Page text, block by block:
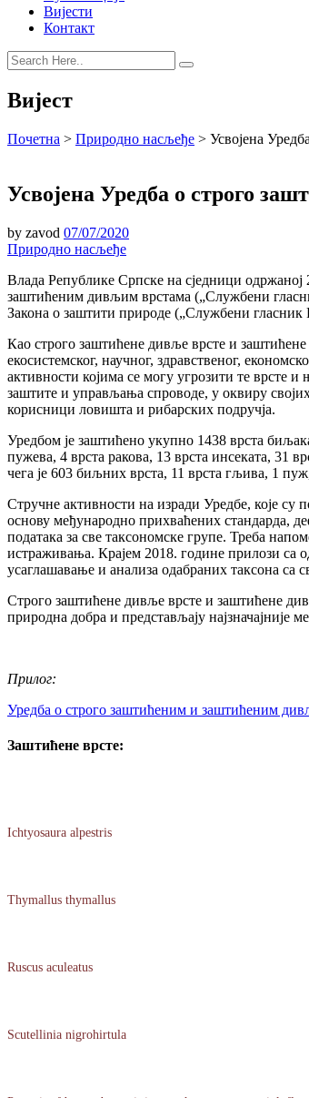
Вијести
Контакт
Вијест
Почетна > Природно насљеђе > Усвојена
Усвојена Уредба о строго
by zavod 07/07/2020
Природно насљеђе
Влада Републике Српске на сједници одржаној
заштићеним дивљим врстама („Службени
Закона о заштити природе („Службени гласник
Као строго заштићене дивље врсте и заштићене
екосистемског, научног, здравственог,
активности којима се могу угрозити те врсте
заштите и управљања спроводе, у оквиру
корисници ловишта и рибарских подручја.
Уредбом је заштићено укупно 1438 врста
пужева, 4 врста ракова, 13 врста инсеката, 31
чега је 603 биљних врста, 11 врста гљива, 1
Стручне активности на изради Уредбе, које
основу међународно прихваћених стандарда,
података за све таксономске групе. Треба
истраживања. Крајем 2018. године прилози са
усаглашавање и анализа одабраних таксона са
Строго заштићене дивље врсте и заштићене
природна добра и представљају најзначајније
Прилог:
Уредба о строго заштићеним и заштићеним
Заштићене врсте:
Ichtyosaura alpestris
Thymallus thymallus
Ruscus aculeatus
Scutellinia nigrohirtula